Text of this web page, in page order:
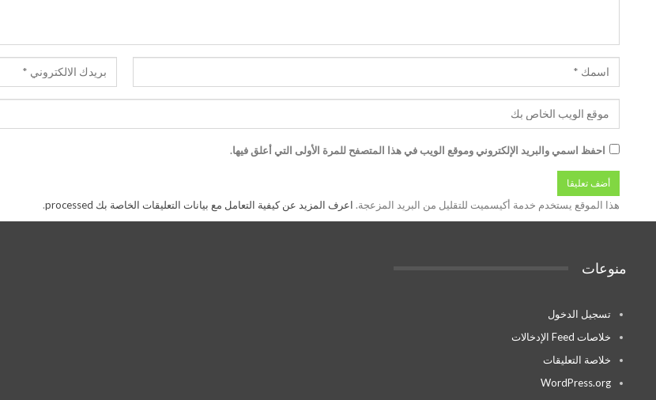
احفظ اسمي والبريد الإلكتروني وموقع الويب في هذا المتصفح للمرة الأولى التي أعلق فيها.
هذا الموقع يستخدم خدمة أكيسميت للتقليل من البريد المزعجة. اعرف المزيد عن كيفية التعامل مع بيانات التعليقات الخاصة بك processed .
منوعات
تسجيل الدخول
خلاصات Feed الإدخالات
خلاصة التعليقات
WordPress.org